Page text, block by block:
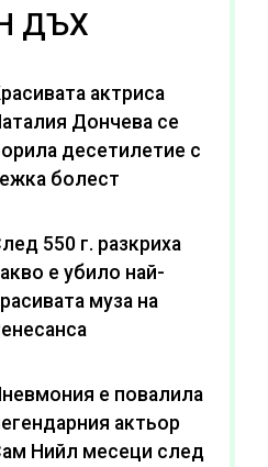
ДЪХ
актриса
Дончева се
десетилетие с
болест
550 г. разкриха
е убило най-
муза на
е повалила
актьор
Нийл месеци след